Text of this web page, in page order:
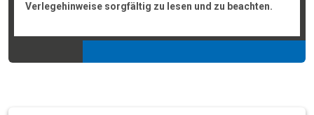
Verlegehinweise sorgfältig zu lesen und zu beachten.